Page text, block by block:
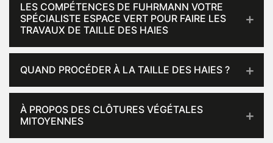
LES COMPÉTENCES DE FUHRMANN VOTRE
SPÉCIALISTE ESPACE VERT POUR FAIRE LES
TRAVAUX DE TAILLE DES HAIES
QUAND PROCÉDER À LA TAILLE DES HAIES ?
À PROPOS DES CLÔTURES VÉGÉTALES
MITOYENNES